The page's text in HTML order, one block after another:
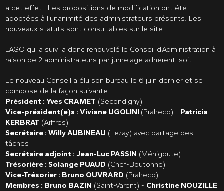
à cet effet. Les propositions de modification ont été
adoptées à l’unanimité des administrateurs présents. Les
nouveaux statuts sont consultables sur le site
L’AGO qui a suivi a donc renouvelé le Conseil d'Administration à
raison de 2 administrateurs par jumelage adhérent ,soit :
Le nouveau Conseil a élu son bureau le 6 juin dernier et se
compose de la façon suivante :
Président : Yves CRAMET (Secondigny)
Vice-président(e)s : Viviane UGOLINI (Prahecq) - Patricia
KERBRAT (Aiffres)
Secrétaire : Willy AUBINEAU (Lezay) avec partage des
tâches
Secrétaire adjoint : Jean-Luc PASSIN (Ménigoute)
Trésorière : Solange PUAUD (Chef-Boutonne)
Vice-Trésorier : Bruno OUVRARD (Prahecq)
Membres : Bruno BAZIN (Saint-Varent) - Christine NOUZILLE